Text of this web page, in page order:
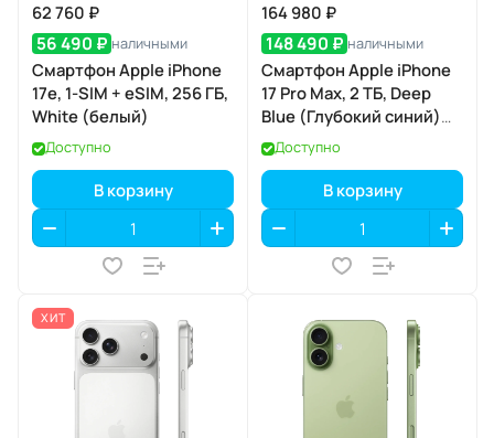
62 760 ₽
56 490 ₽ наличными
Смартфон Apple iPhone
17e, 1-SIM + eSIM, 256 ГБ,
White (белый)
Доступно
В корзину
164 980 ₽
148 490 ₽ наличными
Смартфон Apple iPhone
17 Pro Max, 2 ТБ, Deep
Blue (Глубокий синий)
Dual eSIM
Доступно
В корзину
ХИТ